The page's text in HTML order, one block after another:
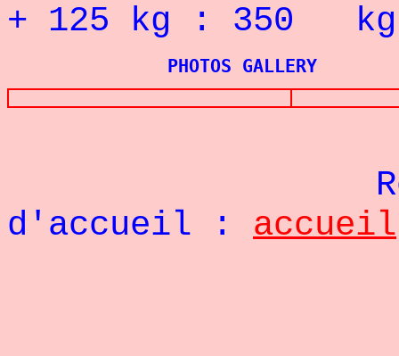
+ 125 kg : 350 kg
PHOTOS GALLERY
d'accueil : accueil